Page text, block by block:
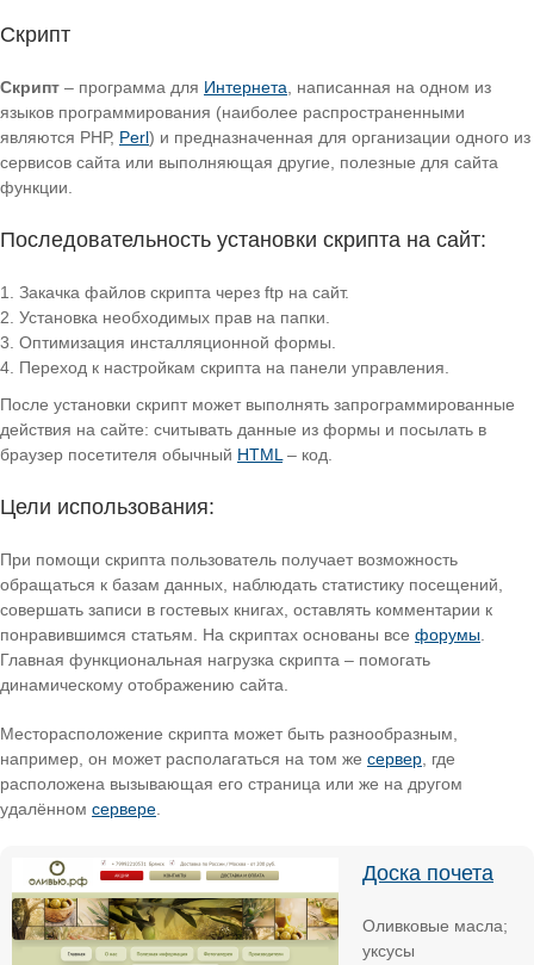
Скрипт
Скрипт – программа для Интернета, написанная на одном из
языков программирования (наиболее распространенными
являются РНР, Perl) и предназначенная для организации одного из
сервисов сайта или выполняющая другие, полезные для сайта
функции.
Последовательность установки скрипта на сайт:
Закачка файлов скрипта через ftp на сайт.
Установка необходимых прав на папки.
Оптимизация инсталляционной формы.
Переход к настройкам скрипта на панели управления.
После установки скрипт может выполнять запрограммированные
действия на сайте: считывать данные из формы и посылать в
браузер посетителя обычный HTML– код.
Цели использования:
При помощи скрипта пользователь получает возможность
обращаться к базам данных, наблюдать статистику посещений,
совершать записи в гостевых книгах, оставлять комментарии к
понравившимся статьям. На скриптах основаны все форумы.
Главная функциональная нагрузка скрипта – помогать
динамическому отображению сайта.
Месторасположение скрипта может быть разнообразным,
например, он может располагаться на том же сервер, где
расположена вызывающая его страница или же на другом
удалённом сервере.
Доска почета
Оливковые масла;
уксусы